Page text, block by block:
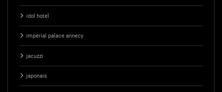
idol hotel
imperial palace annecy
jacuzzi
japonais